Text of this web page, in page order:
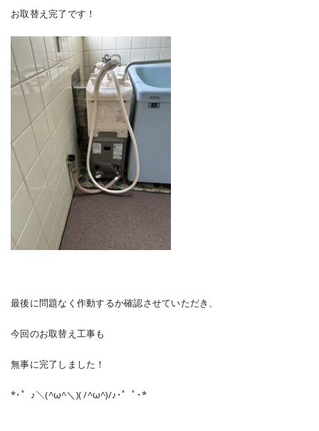
お取替え完了です！
最後に問題なく作動するか確認させていただき、
今回のお取替え工事も
無事に完了しました！
*･゜♪＼(^ω^＼)( /^ω^)/♪･゜ﾟ･*